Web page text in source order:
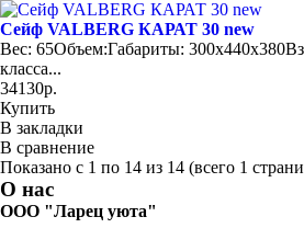
Сейф VALBERG КАРАТ 30 new
Вес: 65Объем:Габариты:
класса...
34130р.
Купить
В закладки
В сравнение
Показано с 1 по 14 из 14 (всего 1
О нас
ООО "Ларец уюта"